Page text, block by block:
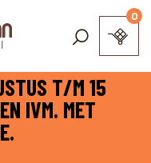
T/M 15
IVM. MET
0